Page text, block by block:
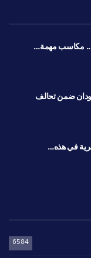
مكاسب مهمة…
ضمن تحالف
في هذه…
6584